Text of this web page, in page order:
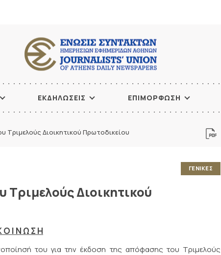
ΕΚΔΗΛΩΣΕΙΣ ΕΠΙΜΟΡΦΩΣΗ
Τριμελούς Διοικητικού Πρωτοδικείου
ΓΕΝΙΚΕΣ
Τριμελούς Διοικητικού
Ο Ι Ν Ω Σ Η
του για την έκδοση της απόφασης του Τριμελούς